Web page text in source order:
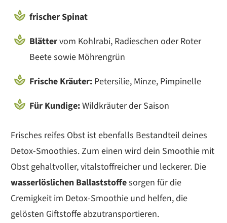
frischer Spinat
Blättervom Kohlrabi, Radieschen oder Roter
Beete sowie Möhrengrün
Frische Kräuter: Petersilie, Minze, Pimpinelle
Für Kundige:Wildkräuter der Saison
Frisches reifes Obst ist ebenfalls Bestandteil deines
Detox-Smoothies. Zum einen wird dein Smoothie mit
Obst gehaltvoller, vitalstoffreicher und leckerer. Die
wasserlöslichen Ballaststoffesorgen für die
Cremigkeit im Detox-Smoothie und helfen, die
gelösten Giftstoffe abzutransportieren.